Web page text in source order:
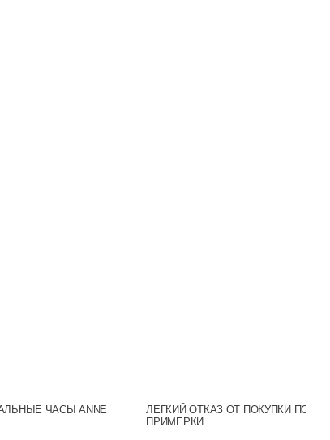
2 года
ЧАСЫ ANNE
ЛЕГКИЙ ОТКАЗ ОТ ПОКУПКИ ПОСЛЕ
ПРИМЕРКИ